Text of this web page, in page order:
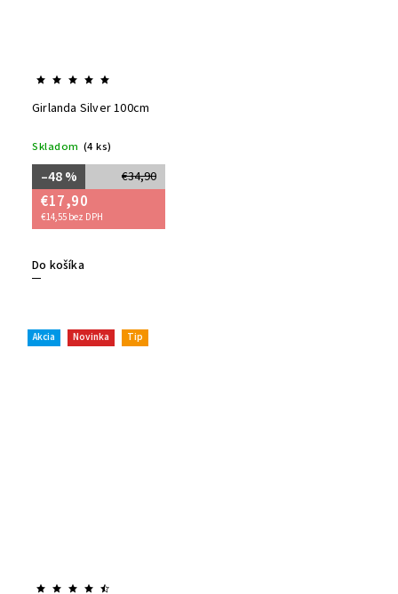
Girlanda Silver 100cm
Skladom (4 ks)
€34,90
–48 %
€17,90
€14,55 bez DPH
Do košíka
Akcia Novinka Tip